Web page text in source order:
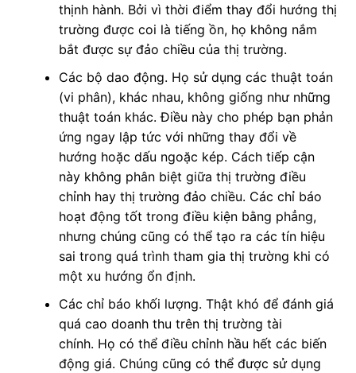
thịnh hành. Bởi vì thời điểm thay đổi hướng thị
trường được coi là tiếng ồn, họ không nắm
bắt được sự đảo chiều của thị trường.
Các bộ dao động. Họ sử dụng các thuật toán
(vi phân), khác nhau, không giống như những
thuật toán khác. Điều này cho phép bạn phản
ứng ngay lập tức với những thay đổi về
hướng hoặc dấu ngoặc kép. Cách tiếp cận
này không phân biệt giữa thị trường điều
chỉnh hay thị trường đảo chiều. Các chỉ báo
hoạt động tốt trong điều kiện bằng phẳng,
nhưng chúng cũng có thể tạo ra các tín hiệu
sai trong quá trình tham gia thị trường khi có
một xu hướng ổn định.
Các chỉ báo khối lượng. Thật khó để đánh giá
quá cao doanh thu trên thị trường tài
chính. Họ có thể điều chỉnh hầu hết các biến
động giá. Chúng cũng có thể được sử dụng